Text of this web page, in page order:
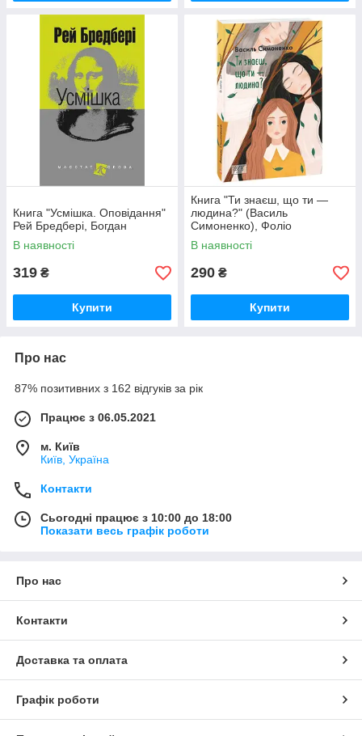
Книга "Усмішка. Оповідання"
Рей Бредбері, Богдан
В наявності
319 ₴
Купити
Книга "Ти знаєш, що ти —
людина?" (Василь
Симоненко), Фоліо
В наявності
290 ₴
Купити
Про нас
87% позитивних з 162 відгуків за рік
Працює з 06.05.2021
м. Київ
Київ, Україна
Контакти
Сьогодні працює з 10:00 до 18:00
Показати весь графік роботи
Про нас
Контакти
Доставка та оплата
Графік роботи